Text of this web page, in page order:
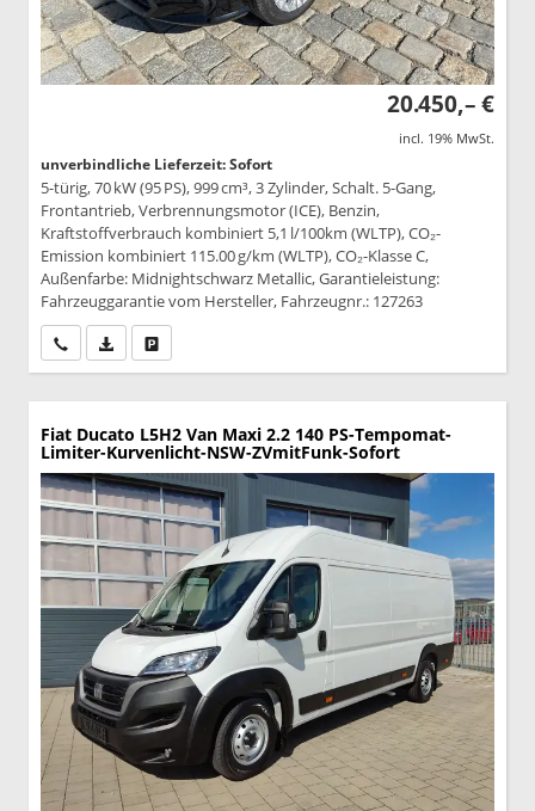
20.450,– €
incl. 19% MwSt.
unverbindliche Lieferzeit: Sofort
5-türig, 70 kW (95 PS), 999 cm³, 3 Zylinder, Schalt. 5-Gang,
Frontantrieb, Verbrennungsmotor (ICE), Benzin,
Kraftstoffverbrauch kombiniert 5,1 l/100km (WLTP), CO₂-
Emission kombiniert 115.00 g/km (WLTP), CO₂-Klasse C,
Außenfarbe: Midnightschwarz Metallic, Garantieleistung:
Fahrzeuggarantie vom Hersteller, Fahrzeugnr.: 127263
Wir rufen Sie anPDF-Datei, Fahrzeugexposé drucken
Fiat Ducato L5H2 Van Maxi 2.2 140 PS-Tempomat-
Limiter-Kurvenlicht-NSW-ZVmitFunk-Sofort